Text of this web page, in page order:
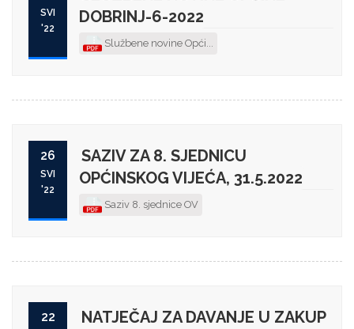
SVI
'22
DOBRINJ-6-2022
Službene novine Opći...
26
SVI
'22
SAZIV ZA 8. SJEDNICU
OPĆINSKOG VIJEĆA, 31.5.2022
Saziv 8. sjednice OV
22
NATJEČAJ ZA DAVANJE U ZAKUP